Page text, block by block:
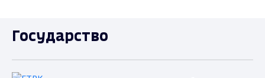
Государство